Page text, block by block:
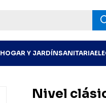
HOGAR Y JARDÍNSANITARIA
Nivel